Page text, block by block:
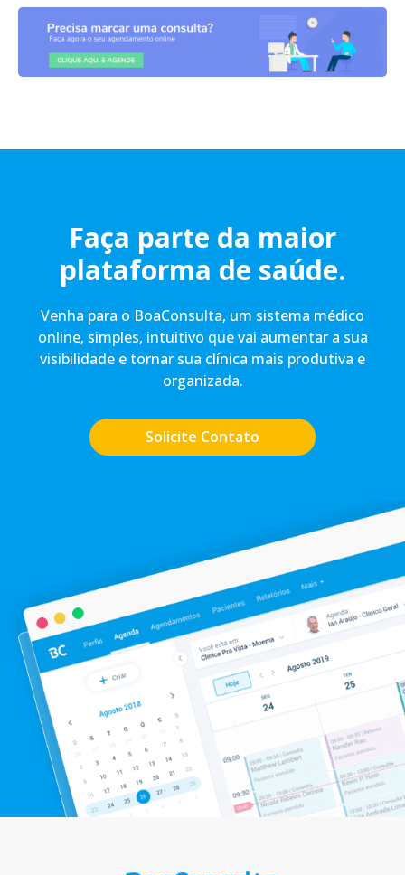
Faça parte da maior
plataforma de saúde.
Venha para o BoaConsulta, um sistema médico
online, simples, intuitivo que vai aumentar a sua
visibilidade e tornar sua clínica mais produtiva e
organizada.
Solicite Contato